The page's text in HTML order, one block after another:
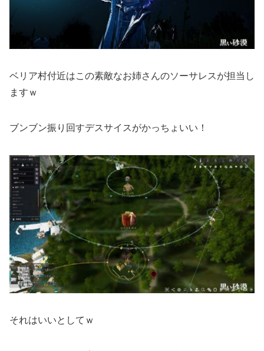
ベリア村付近はこの素敵なお姉さんのソーサレスが担当し
ますｗ
ブンブン振り回すデスサイスがかっちょいい！
それはいいとしてｗ